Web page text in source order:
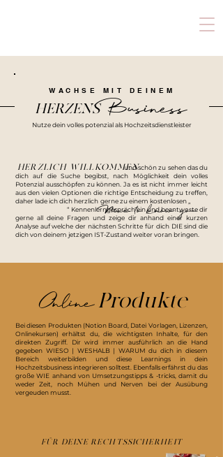
HERZENS
Nutze dein volles potenzial als Hochzeitsdienstleister
WACHSE MIT DEINEM
Business
und schön zu sehen das du
dich auf die Suche begibst, nach Möglichkeit dein volles
Potenzial ausschöpfen zu können. Ja es ist nicht immer leicht
aus den vielen Optionen die richtige Entscheidung zu treffen,
daher lade ich dich herzlich gerne zu einem kostenlosen „
“ Kennenlerngespräch ein und beantworte dir
gerne all deine Fragen und zeige dir anhand einer kurzen
Analyse auf welche der nächsten Schritte für dich DIE sind die
dich von deinem jetzigen IST-Zustand weiter voran bringen.
Nice to know you
HERZLICH WILLKOMMEN
Online Produkte
Bei diesen Produkten (Notion Board, Datei Vorlagen, Lizenzen,
Onlinekursen) erhältst du, die wichtigsten Inhalte, für den
direkten Zugriff. Dir wird immer ausführlich an die Hand
gegeben WIESO | WESHALB | WARUM du dich in diesem
Bereich weiterbilden und diese Learnings in dein
Hochzeitsbusiness integrieren solltest. Ebenfalls erfährst du das
große WIE anhand von Umsetzungstipps & -tricks, damit du
weder Zeit, noch Mühen und Nerven bei der Ausübung
vergeuden musst.
FÜR DEINE RECHTSSICHERHEIT